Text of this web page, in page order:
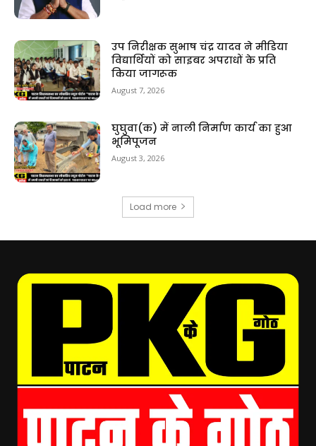
उप निरीक्षक सुभाष चंद्र यादव ने मीडिया
विद्यार्थियों को साइबर अपराधों के प्रति
किया जागरूक
August 7, 2026
घुघुवा(क) में नाली निर्माण कार्य का हुआ
भूमिपूजन
August 3, 2026
Load more